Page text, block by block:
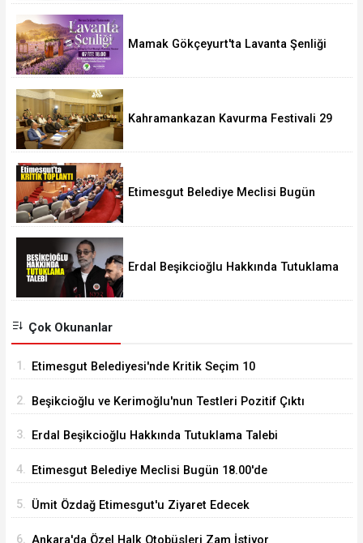
Mamak Gökçeyurt'ta Lavanta Şenliği
Kahramankazan Kavurma Festivali 29
Etimesgut Belediye Meclisi Bugün
Erdal Beşikcioğlu Hakkında Tutuklama
Çok Okunanlar
1. Etimesgut Belediyesi'nde Kritik Seçim 10
2. Beşikcioğlu ve Kerimoğlu'nun Testleri Pozitif Çıktı
3. Erdal Beşikcioğlu Hakkında Tutuklama Talebi
4. Etimesgut Belediye Meclisi Bugün 18.00'de
5. Ümit Özdağ Etimesgut'u Ziyaret Edecek
6. Ankara'da Özel Halk Otobüsleri Zam İstiyor